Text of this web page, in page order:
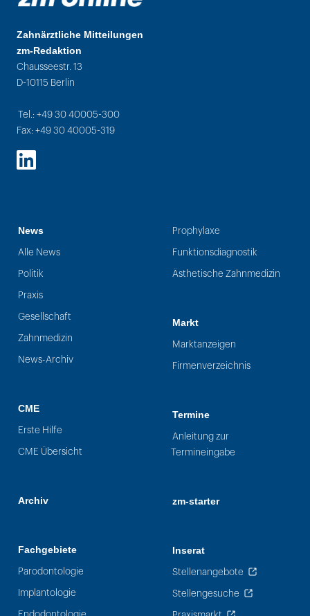
Zahnärztliche Mitteilungen
zm-Redaktion
Chausseestr. 13
D-10115 Berlin
Tel.: +49 30 40005-300
Fax: +49 30 40005-319
LinkedIn
News
Alle News
Politik
Praxis
Gesellschaft
Zahnmedizin
News-Archiv
CME
Erste Hilfe
CME Übersicht
Archiv
Fachgebiete
Parodontologie
Implantologie
Endodontologie
Prophylaxe
Funktionsdiagnostik
Ästhetische Zahnmedizin
Markt
Marktanzeigen
Firmenverzeichnis
Termine
Anleitung zur
Termineingabe
zm-starter
Inserat
Stellenangebote
Stellengesuche